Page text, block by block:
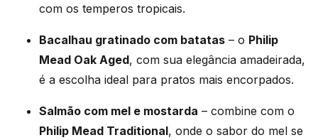
com os temperos tropicais.
Bacalhau gratinado com batatas – o Philip
Mead Oak Aged, com sua elegância amadeirada,
é a escolha ideal para pratos mais encorpados.
Salmão com mel e mostarda – combine com o
Philip Mead Traditional, onde o sabor do mel se